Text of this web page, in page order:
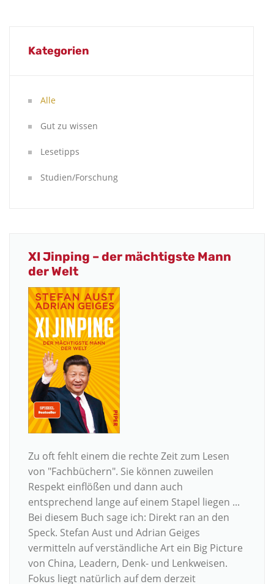
Kategorien
Alle
Gut zu wissen
Lesetipps
Studien/Forschung
XI Jinping – der mächtigste Mann
der Welt
Zu oft fehlt einem die rechte Zeit zum Lesen
von "Fachbüchern". Sie können zuweilen
Respekt einflößen und dann auch
entsprechend lange auf einem Stapel liegen ...
Bei diesem Buch sage ich: Direkt ran an den
Speck. Stefan Aust und Adrian Geiges
vermitteln auf verständliche Art ein Big Picture
von China, Leadern, Denk- und Lenkweisen.
Fokus liegt natürlich auf dem derzeit